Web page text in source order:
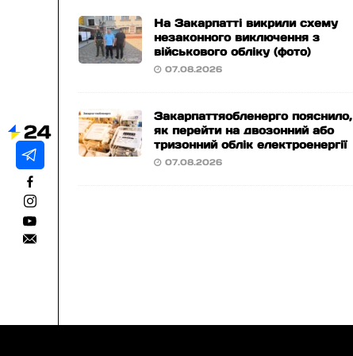
На Закарпатті викрили схему
незаконного виключення з
військового обліку (фото)
07.08.2026
Закарпаттяобленерго пояснило,
як перейти на двозонний або
тризонний облік електроенергії
07.08.2026